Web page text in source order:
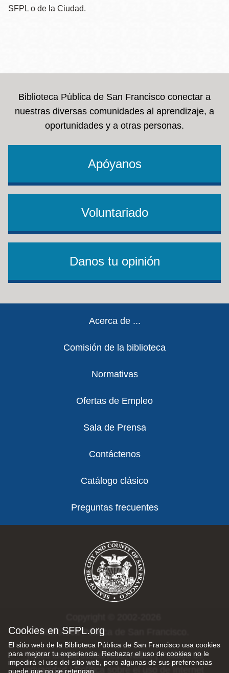
Cookies en SFPL.org
El sitio web de la Biblioteca Pública de San Francisco usa cookies
para mejorar tu experiencia. Rechazar el uso de cookies no le
impedirá el uso del sitio web, pero algunas de sus preferencias
puede que no se retengan.
SFPL o de la Ciudad.
Biblioteca Pública de San Francisco conectar a
nuestras diversas comunidades al aprendizaje, a
oportunidades y a otras personas.
Apóyanos
Voluntariado
Danos tu opinión
Acerca de ...
Comisión de la biblioteca
Normativas
Ofertas de Empleo
Sala de Prensa
Contáctenos
Catálogo clásico
Preguntas frecuentes
Biblioteca Pública de San Francisco.
Todos los derechos reservados |Política de
privacidad|Política sobre el uso de Internet